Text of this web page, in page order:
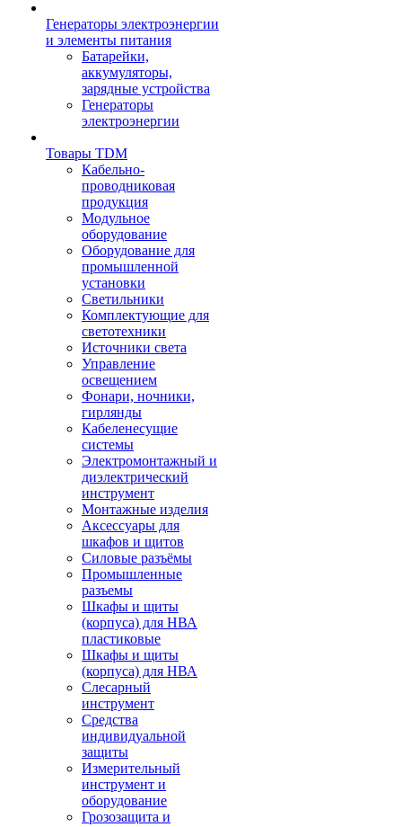
Генераторы электроэнергии
и элементы питания
Батарейки,
аккумуляторы,
зарядные устройства
Генераторы
электроэнергии
Товары TDM
Кабельно-
проводниковая
продукция
Модульное
оборудование
Оборудование для
промышленной
установки
Светильники
Комплектующие для
светотехники
Источники света
Управление
освещением
Фонари, ночники,
гирлянды
Кабеленесущие
системы
Электромонтажный и
диэлектрический
инструмент
Монтажные изделия
Аксессуары для
шкафов и щитов
Силовые разъёмы
Промышленные
разъемы
Шкафы и щиты
(корпуса) для НВА
пластиковые
Шкафы и щиты
(корпуса) для НВА
Слесарный
инструмент
Средства
индивидуальной
защиты
Измерительный
инструмент и
оборудование
Грозозащита и